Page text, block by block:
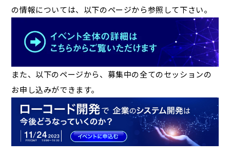
の情報については、以下のページから参照して下さい。
また、以下のページから、募集中の全てのセッションの
お申し込みができます。